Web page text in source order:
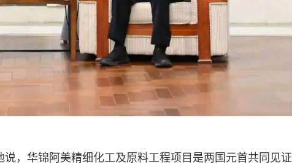
，华锦阿美精细化工及原料工程项目是两国元首共同见证